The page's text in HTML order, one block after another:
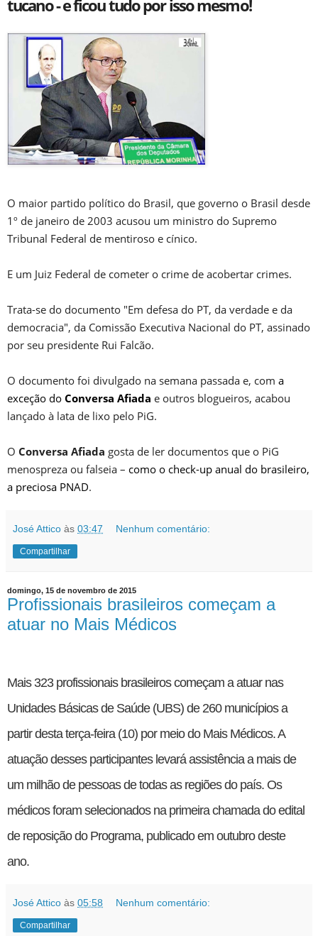
tucano - e ficou tudo por isso mesmo!
O maior partido político do Brasil, que governo o Brasil desde
1º de janeiro de 2003 acusou um ministro do Supremo
Tribunal Federal de mentiroso e cínico.
E um Juiz Federal de cometer o crime de acobertar crimes.
Trata-se do documento "Em defesa do PT, da verdade e da
democracia", da Comissão Executiva Nacional do PT, assinado
por seu presidente Rui Falcão.
O documento foi divulgado na semana passada e, com a
exceção do Conversa Afiada e outros blogueiros, acabou
lançado à lata de lixo pelo PiG.
O Conversa Afiada gosta de ler documentos que o PiG
menospreza ou falseia – como o check-up anual do brasileiro,
a preciosa PNAD.
José Attico às 03:47 Nenhum comentário:
Compartilhar
domingo, 15 de novembro de 2015
Profissionais brasileiros começam a
atuar no Mais Médicos
Mais 323 profissionais brasileiros começam a atuar nas
Unidades Básicas de Saúde (UBS) de 260 municípios a
partir desta terça-feira (10) por meio do Mais Médicos. A
atuação desses participantes levará assistência a mais de
um milhão de pessoas de todas as regiões do país. Os
médicos foram selecionados na primeira chamada do edital
de reposição do Programa, publicado em outubro deste
ano.
José Attico às 05:58 Nenhum comentário:
Compartilhar